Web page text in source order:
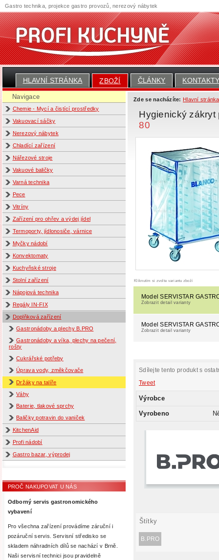
HLAVNÍ STRÁNKA ZBOŽÍ ČLÁNKY
Navigace
Chemie - Mycí a čistící prostředky
Vakuovací sáčky
Nerezový nábytek
Chladící zařízení
Nářezové stroje
Vakuové baličky
Varná technika
Pece
Vitríny
Zařízení pro ohřev a výdej jídel
Termoporty, jídlonosiče, várnice
Myčky nádobí
Konvektomaty
Kuchyňské stroje
Stolní zařízení
Nápojová technika
Regály IN-FIX
Doplňková zařízení
Gastronádoby a plechy B.PRO
Gastronádoby a víka, plechy na pečení,
rošty
Cukrářské potřeby
Úprava vody, změkčovače
Držáky na talíře
Váhy
Baterie, tlakové sprchy
Baličky potravin do vaniček
KitchenAid
Profi nádobí
Gastro bazar, výprodej
PROČ NAKUPOVAT U NÁS
Odborný servis gastronomického
vybavení
Pro všechna zařízení provádíme záruční i
pozáruční servis. Servisní středisko se
skladem náhradních dílů se nachází v Brně.
Naši servisní technici jsou pravidelně
Zde se nacházíte: Hlavní stránka
Hygienický
80
Kliknutím si zvolte variantu zboží
Model SERVISTAR
Zobrazit detail varianty
Model SERVISTAR
Zobrazit detail varianty
Sdílejte tento produkt s
Tweet
Výrobce
Vyrobeno
Štítky
B.PRO
Gastro technika, projekce gastro provozů, nerezový nábytek